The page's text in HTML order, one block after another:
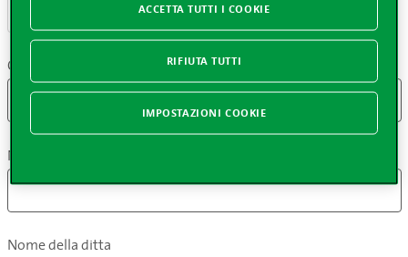
Cognome
Nome
Nome della ditta
RIFIUTA TUTTI
ACCETTA TUTTI I COOKIE
IMPOSTAZIONI COOKIE